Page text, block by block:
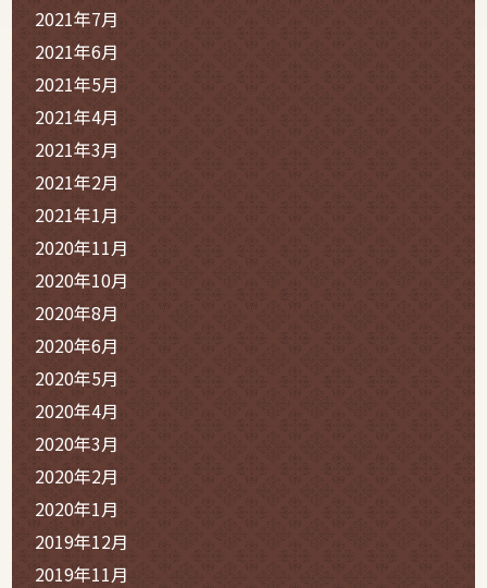
2021年7月
2021年6月
2021年5月
2021年4月
2021年3月
2021年2月
2021年1月
2020年11月
2020年10月
2020年8月
2020年6月
2020年5月
2020年4月
2020年3月
2020年2月
2020年1月
2019年12月
2019年11月